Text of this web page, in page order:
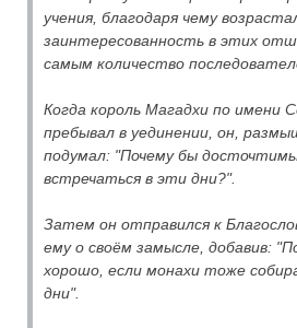
учения, благодаря чему
заинтересованность в этих
самым количество
Когда король Магадхи по имени
пребывал в уединении, он,
подумал: "Почему бы
встречаться в эти дни?".
Затем он отправился к
ему о своём замысле, добавив:
хорошо, если монахи тоже
дни".